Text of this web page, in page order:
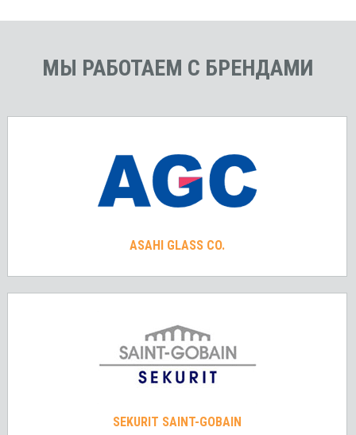
МЫ РАБОТАЕМ С БРЕНДАМИ
ASAHI GLASS CO.
SEKURIT SAINT-GOBAIN